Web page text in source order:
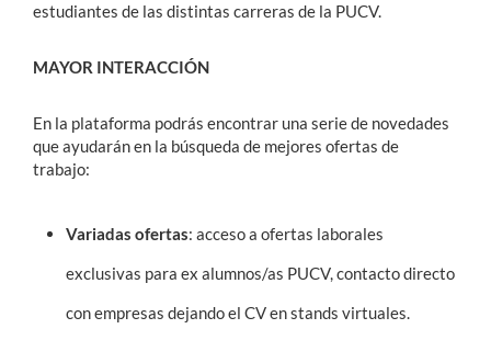
estudiantes de las distintas carreras de la PUCV.
MAYOR INTERACCIÓN
En la plataforma podrás encontrar una serie de novedades
que ayudarán en la búsqueda de mejores ofertas de
trabajo:
Variadas ofertas: acceso a ofertas laborales
exclusivas para ex alumnos/as PUCV, contacto directo
con empresas dejando el CV en stands virtuales.